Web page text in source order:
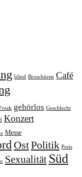
blind Broschüren Café
gehörlos Geschlecht
Konzert
Messe
OstPolitik Preis
Sexualität Süd